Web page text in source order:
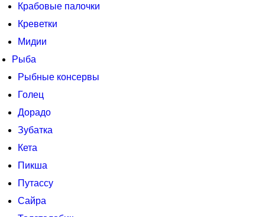
Крабовые палочки
Креветки
Мидии
Рыба
Рыбные консервы
Голец
Дорадо
Зубатка
Кета
Пикша
Путассу
Сайра